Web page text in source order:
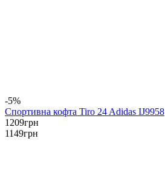
-5%
Спортивна кофта Tiro 24 Adidas IJ9958
1209грн
1149грн